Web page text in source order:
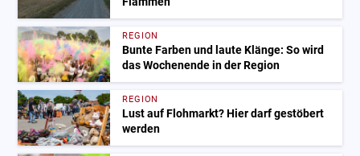
REGION
Bunte Farben und laute Klänge: So wird
das Wochenende in der Region
REGION
Lust auf Flohmarkt? Hier darf gestöbert
werden